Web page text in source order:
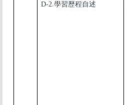
D-2.學習歷程自述